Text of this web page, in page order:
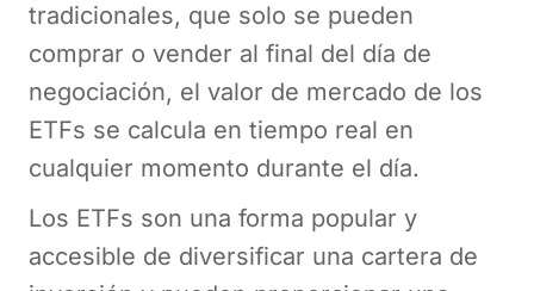
tradicionales, que solo se pueden
comprar o vender al final del día de
negociación, el valor de mercado de los
ETFs se calcula en tiempo real en
cualquier momento durante el día.
Los ETFs son una forma popular y
accesible de diversificar una cartera de